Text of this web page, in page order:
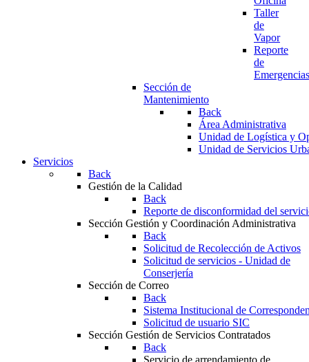
Taller
de
Vapor
Reporte
de
Emergencias
Sección de
Mantenimiento
Back
Área Administrativa
Unidad de Logística y
Unidad de Servicios
Servicios
Back
Gestión de la Calidad
Back
Reporte de disconformidad del
Sección Gestión y Coordinación Administrativa
Back
Solicitud de Recolección de Activos
Solicitud de servicios - Unidad de
Conserjería
Sección de Correo
Back
Sistema Institucional de
Solicitud de usuario SIC
Sección Gestión de Servicios Contratados
Back
Servicio de arrendamiento de